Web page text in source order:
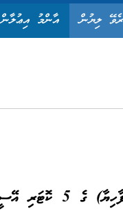
ލިޔުން އާންމު އިޢުލާން
ފަރާތެއް ހޯދުމާބެހޭ